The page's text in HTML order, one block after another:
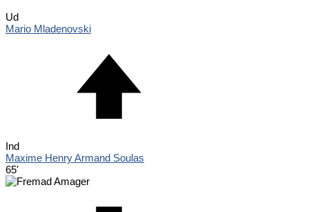
Ud
Mario Mladenovski
Ind
Maxime Henry Armand Soulas
65'